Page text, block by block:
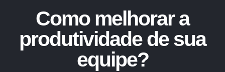
Como melhorar a
produtividade de sua
equipe?